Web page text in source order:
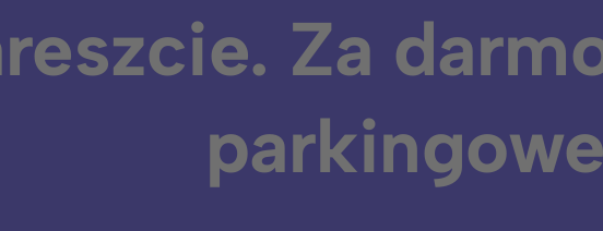
Za
Kamil Grzebuła